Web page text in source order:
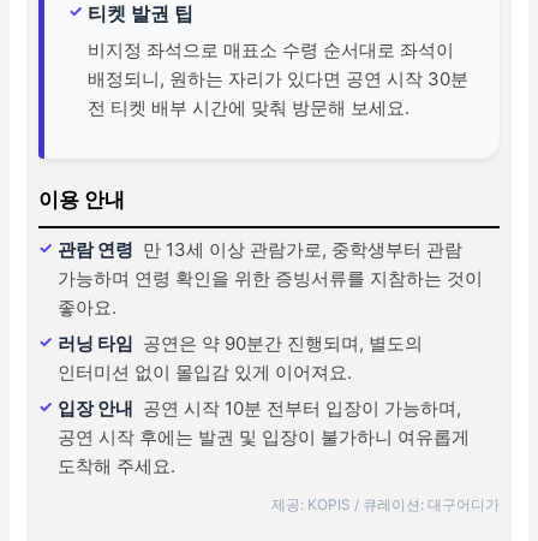
티켓 발권 팁
비지정 좌석으로 매표소 수령 순서대로 좌석이
배정되니, 원하는 자리가 있다면 공연 시작 30분
전 티켓 배부 시간에 맞춰 방문해 보세요.
이용 안내
관람 연령 만 13세 이상 관람가로, 중학생부터 관람
가능하며 연령 확인을 위한 증빙서류를 지참하는 것이
좋아요.
러닝 타임 공연은 약 90분간 진행되며, 별도의
인터미션 없이 몰입감 있게 이어져요.
입장 안내 공연 시작 10분 전부터 입장이 가능하며,
공연 시작 후에는 발권 및 입장이 불가하니 여유롭게
도착해 주세요.
제공: KOPIS / 큐레이션: 대구어디가